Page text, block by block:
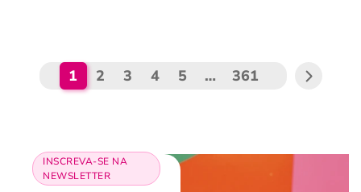
1 2 3 4 5 … 361
INSCREVA-SE NA
NEWSLETTER